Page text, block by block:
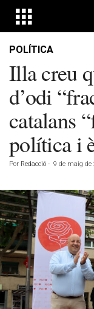
POLÍTICA
Illa creu
d’odi
catalans
política i
Por Redacció - 9 de maig de